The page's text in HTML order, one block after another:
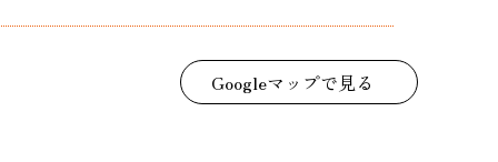
Googleマップで見る